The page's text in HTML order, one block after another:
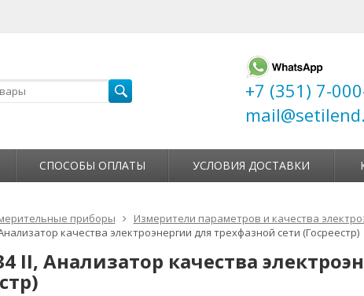
+7 (351) 7-
СПОСОБЫ ОПЛАТЫ УСЛОВИЯ ДОСТАВКИ
приборы Измерители параметров и качества
качества электроэнергии для трехфазной сети (Госреестр)
II, Анализатор качества